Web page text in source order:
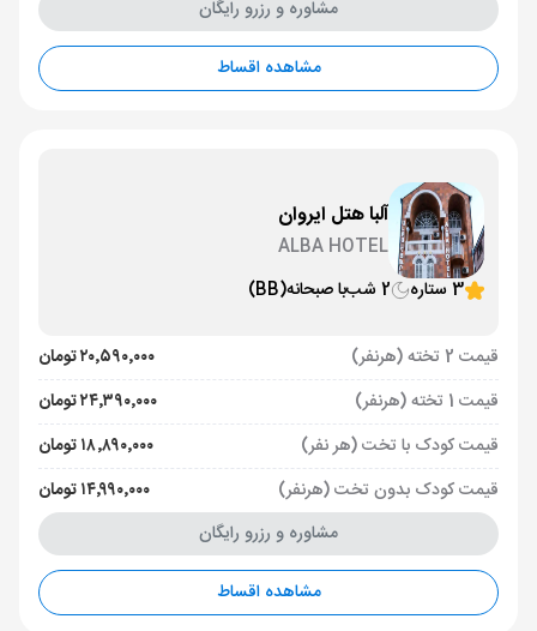
مشاوره و رزرو رایگان
مشاهده اقساط
آلبا هتل ایروان
ALBA HOTEL
3 ستاره
2 شب با صبحانه(BB)
قیمت 2 تخته (هرنفر)
۲۰٬۵۹۰٬۰۰۰ تومان
قیمت 1 تخته (هرنفر)
۲۴٬۳۹۰٬۰۰۰ تومان
قیمت کودک با تخت (هر نفر)
۱۸٬۸۹۰٬۰۰۰ تومان
قیمت کودک بدون تخت (هرنفر)
۱۴٬۹۹۰٬۰۰۰ تومان
مشاوره و رزرو رایگان
مشاهده اقساط